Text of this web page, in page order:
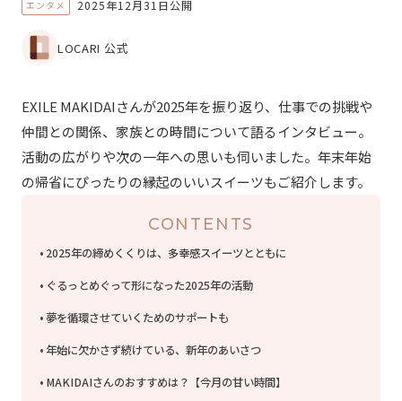
エンタメ 2025年12月31日公開
LOCARI 公式
EXILE MAKIDAIさんが2025年を振り返り、仕事での挑戦や
仲間との関係、家族との時間について語るインタビュー。
活動の広がりや次の一年への思いも伺いました。年末年始
の帰省にぴったりの縁起のいいスイーツもご紹介します。
CONTENTS
2025年の締めくくりは、多幸感スイーツとともに
ぐるっとめぐって形になった2025年の活動
夢を循環させていくためのサポートも
年始に欠かさず続けている、新年のあいさつ
MAKIDAIさんのおすすめは？【今月の甘い時間】